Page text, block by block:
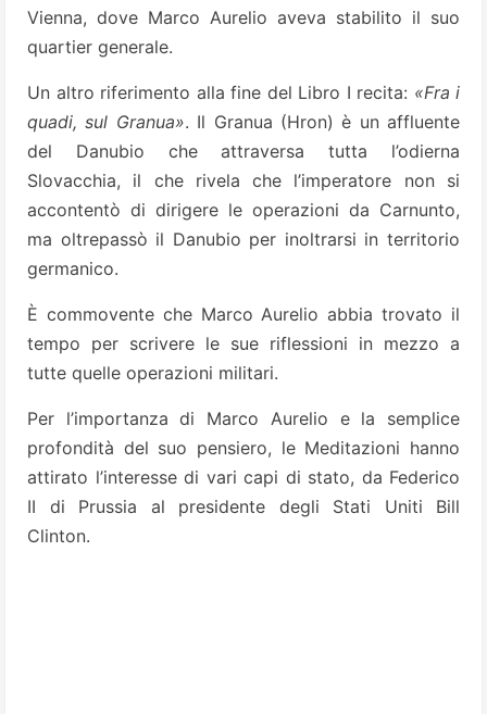
Vienna, dove Marco Aurelio aveva stabilito il suo
quartier generale.
Un altro riferimento alla fine del Libro I recita: «Fra i
quadi, sul Granua». Il Granua (Hron) è un affluente
del Danubio che attraversa tutta l’odierna
Slovacchia, il che rivela che l’imperatore non si
accontentò di dirigere le operazioni da Carnunto,
ma oltrepassò il Danubio per inoltrarsi in territorio
germanico.
È commovente che Marco Aurelio abbia trovato il
tempo per scrivere le sue riflessioni in mezzo a
tutte quelle operazioni militari.
Per l’importanza di Marco Aurelio e la semplice
profondità del suo pensiero, le Meditazioni hanno
attirato l’interesse di vari capi di stato, da Federico
II di Prussia al presidente degli Stati Uniti Bill
Clinton.